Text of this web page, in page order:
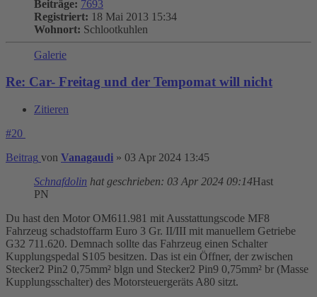
Beiträge: 7693
Registriert: 18 Mai 2013 15:34
Wohnort: Schlootkuhlen
Galerie
Re: Car- Freitag und der Tempomat will nicht
Zitieren
#20
Beitrag von Vanagaudi » 03 Apr 2024 13:45
Schnafdolin hat geschrieben: 03 Apr 2024 09:14Hast
PN
Du hast den Motor OM611.981 mit Ausstattungscode MF8
Fahrzeug schadstoffarm Euro 3 Gr. II/III mit manuellem Getriebe
G32 711.620. Demnach sollte das Fahrzeug einen Schalter
Kupplungspedal S105 besitzen. Das ist ein Öffner, der zwischen
Stecker2 Pin2 0,75mm² blgn und Stecker2 Pin9 0,75mm² br (Masse
Kupplungsschalter) des Motorsteuergeräts A80 sitzt.